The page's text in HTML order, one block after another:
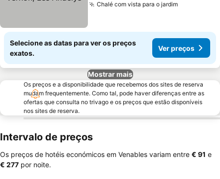
Chalé com vista para o jardim
Selecione as datas para ver os preços
exatos.
Ver preços
Mostrar mais
Os preços e a disponibilidade que recebemos dos sites de reserva
mudam frequentemente. Como tal, pode haver diferenças entre as
ofertas que consulta no trivago e os preços que estão disponíveis
nos sites de reserva.
Intervalo de preços
Os preços de hotéis económicos em Venables variam entre ‎€ 91 e
‎€ 277 por noite.